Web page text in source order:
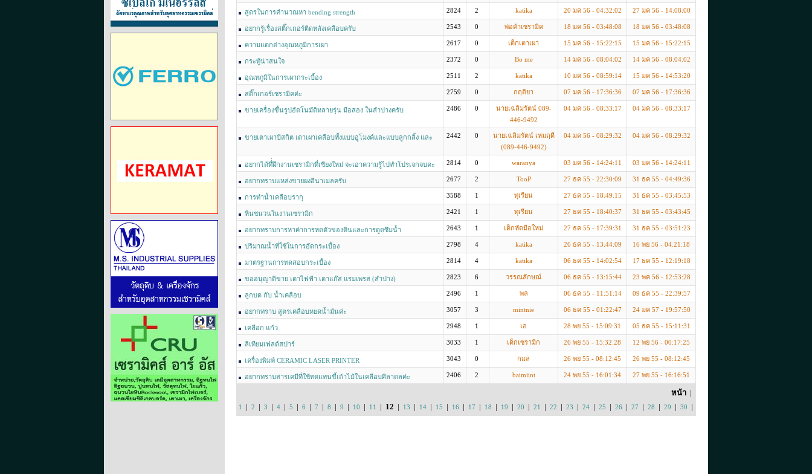
สูตรในการคำนวณหา bending strength 2824 2 katika 20 มค 56 - 04:32:02 27 มค 56 - 14:08:00
อยากรู้เรื่องสติ๊กเกอร์ติดหลังเคลือบครับ 2543 0 พ่อค้าเซรามิค 18 มค 56 - 03:48:08 18 มค 56 - 03:48:08
ความแตกต่างอุณหภูมิการเผา 2617 0 เด็กเตาเผา 15 มค 56 - 15:22:15 15 มค 56 - 15:22:15
กระทู้น่าสนใจ 2372 0 Bo me 14 มค 56 - 08:04:02 14 มค 56 - 08:04:02
อุณหภูมิในการเผากระเบื้อง 2511 2 katika 10 มค 56 - 08:59:14 15 มค 56 - 14:53:20
สติ๊กเกอร์เซรามิคค่ะ 2759 0 กฤติยา 07 มค 56 - 17:36:36 07 มค 56 - 17:36:36
ขายเครื่องขึ้นรูปอัตโนมัติหลายรุ่น มือสอง ในลำปางครับ 2486 0
นายเฉลิมรัตน์ 089-
446-9492
04 มค 56 - 08:33:17 04 มค 56 - 08:33:17
ขายเตาเผาบีสกิต เตาเผาเคลือบทั้งแบบอูโมงค์และแบบลูกกลิ้ง และ
2442 0
นายเฉลิมรัตน์ เหมฤดี
(089-446-9492)
04 มค 56 - 08:29:32 04 มค 56 - 08:29:32
อยากได้ที่่ฝึกงานเซรามิกที่เชียงใหม่ จะเอาความรู้ไปทำโปรเจกจบคะ 2814 0 waranya 03 มค 56 - 14:24:11 03 มค 56 - 14:24:11
อยากทราบแหล่งขายผงอีนาเมลครับ 2677 2 TooP 27 ธค 55 - 22:30:09 31 ธค 55 - 04:49:36
การทำนํ้าเคลือบรากุ 3588 1 ทุเรียน 27 ธค 55 - 18:49:15 31 ธค 55 - 03:45:53
หินชนวนในงานเซรามิก 2421 1 ทุเรียน 27 ธค 55 - 18:40:37 31 ธค 55 - 03:43:45
อยากทราบการหาค่าการหดตัวของดินและการดูดซึมนํ้า 2643 1 เด็กหัดมือใหม่ 27 ธค 55 - 17:39:31 31 ธค 55 - 03:51:23
ปริมาณน้ำที่ใช้ในการอัดกระเบื้อง 2798 4 katika 26 ธค 55 - 13:44:09 16 พย 56 - 04:21:18
มาตรฐานการทดสอบกระเบื้อง 2814 4 katika 06 ธค 55 - 14:02:54 17 ธค 55 - 12:19:18
ขออนุญาติขาย เตาไฟฟ้า เตาแก๊ส แรมเพรส (ลำปาง) 2823 6 วรรณลักษณ์ 06 ธค 55 - 13:15:44 23 พค 56 - 12:53:28
ลูกบด กับ น้ำเคลือบ 2496 1 พล 06 ธค 55 - 11:51:14 09 ธค 55 - 22:39:57
อยากทราบ สูตรเคลือบหยดน้ำมันค่ะ 3057 3 mintnie 06 ธค 55 - 01:22:47 24 มค 57 - 19:57:50
เคลือก แก้ว 2948 1 เอ 28 พย 55 - 15:09:31 05 ธค 55 - 15:11:31
ลิเทียมเฟลด์สปาร์ 3033 1 เด็กเซรามิก 26 พย 55 - 15:32:28 12 พย 56 - 00:17:25
เครื่องพิมพ์ CERAMIC LASER PRINTER 3043 0 กมล 26 พย 55 - 08:12:45 26 พย 55 - 08:12:45
อยากทราบสารเคมีที่ใช้ทดแทนขี้เถ้าไม้ในเคลือบศิลาดลค่ะ 2406 2 baimiint 24 พย 55 - 16:01:34 27 พย 55 - 16:16:51
หน้า |
1 | 2 | 3 | 4 | 5 | 6 | 7 | 8 | 9 | 10 | 11 | 12 | 13 | 14 | 15 | 16 | 17 | 18 | 19 | 20 | 21 | 22 | 23 | 24 | 25 | 26 | 27 | 28 | 29 | 30 |